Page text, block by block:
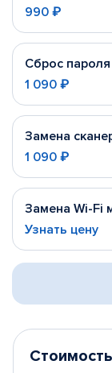
990 ₽
Сброс пароля
1 090 ₽
Замена
1 090 ₽
Замена Wi-Fi
Узнать цену